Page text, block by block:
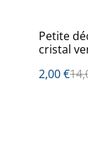
%
Petite
cristal
2,00 €